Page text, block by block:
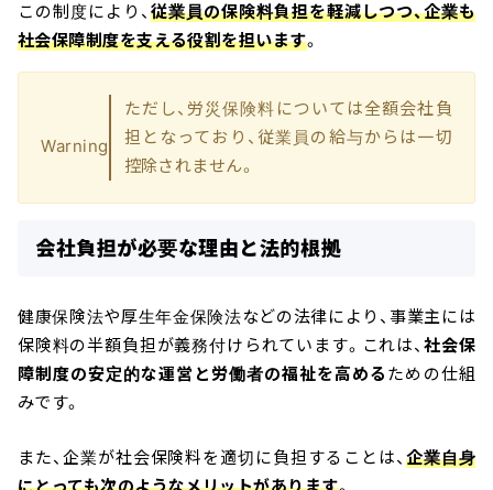
この制度により、 従業員の保険料負担を軽減しつつ、企業も
社会保障制度を支える役割を担います。
Warning
ただし、労災保険料については全額会社負
担となっており、従業員の給与からは一切
控除されません。
会社負担が必要な理由と法的根拠
健康保険法や厚生年金保険法などの法律により、事業主には
保険料の半額負担が義務付けられています。これは、 社会保
障制度の安定的な運営と労働者の福祉を高める ための仕組
みです。
また、企業が社会保険料を適切に負担することは、 企業自身